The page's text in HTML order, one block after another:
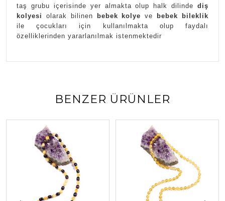
taş grubu içerisinde yer almakta olup halk dilinde diş
kolyesi
olarak bilinen bebek kolye ve
bebek bileklik
ile çocukları için kullanılmakta olup faydalı
özelliklerinden yararlanılmak istenmektedir
BENZER ÜRÜNLER